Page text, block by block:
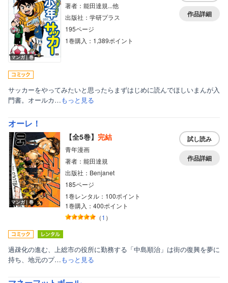
マンガ｜巻
著者：能田達規...他
出版社：学研プラス
195ページ
1巻購入：1,389ポイント
作品詳細
サッカーをやってみたいと思ったらまずはじめに読んでほしいまんが入
門書。オールカ…もっと見る
オーレ！
マンガ｜巻
【全5巻】 完結
青年漫画
著者：能田達規
出版社：Benjanet
185ページ
1巻レンタル：100ポイント
1巻購入：400ポイント
（1 ）
試し読み
作品詳細
過疎化の進む、上総市の役所に勤務する「中島順治」は街の復興を夢に
持ち、地元のプ…もっと見る